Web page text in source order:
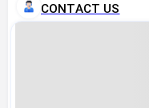
CONTACT US